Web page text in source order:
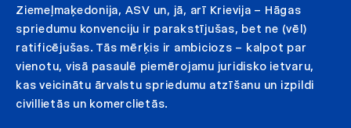
Ziemeļmaķedonija, ASV un, jā, arī Krievija – Hāgas
spriedumu konvenciju ir parakstījušas, bet ne (vēl)
ratificējušas. Tās mērķis ir ambiciozs – kalpot par
vienotu, visā pasaulē piemērojamu juridisko ietvaru,
kas veicinātu ārvalstu spriedumu atzīšanu un izpildi
civillietās un komerclietās.